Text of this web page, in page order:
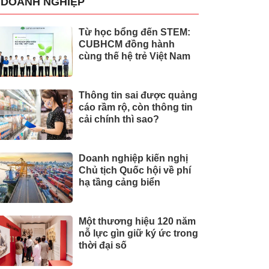
Từ học bổng đến STEM:
CUBHCM đồng hành
cùng thế hệ trẻ Việt Nam
Thông tin sai được quảng
cáo rầm rộ, còn thông tin
cải chính thì sao?
Doanh nghiệp kiến nghị
Chủ tịch Quốc hội về phí
hạ tầng cảng biển
Một thương hiệu 120 năm
nỗ lực gìn giữ ký ức trong
thời đại số